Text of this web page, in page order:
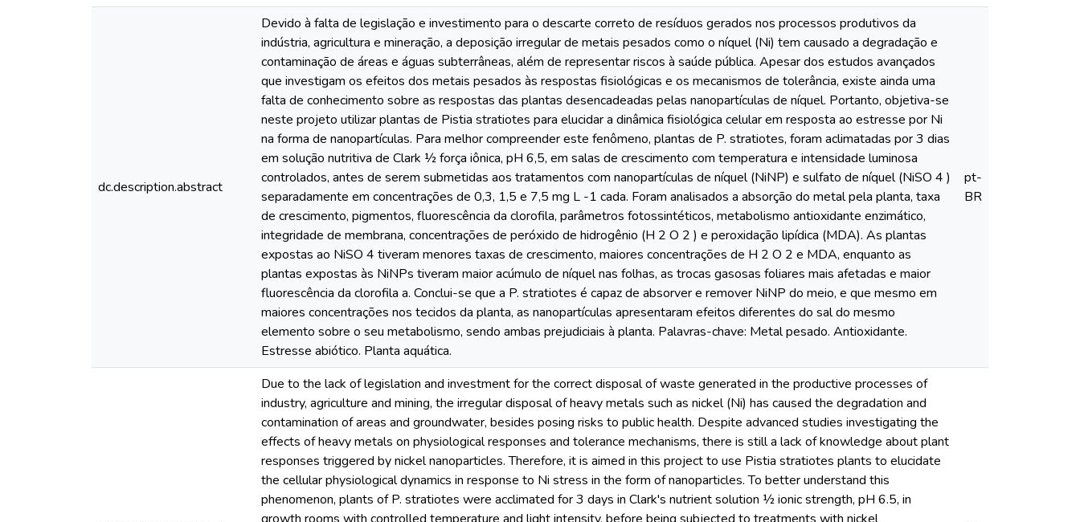
dc.description.abstract
Devido à falta de legislação e investimento para o descarte correto de resíduos gerados nos processos produtivos da
indústria, agricultura e mineração, a deposição irregular de metais pesados como o níquel (Ni) tem causado a degradação e
contaminação de áreas e águas subterrâneas, além de representar riscos à saúde pública. Apesar dos estudos avançados
que investigam os efeitos dos metais pesados às respostas fisiológicas e os mecanismos de tolerância, existe ainda uma
falta de conhecimento sobre as respostas das plantas desencadeadas pelas nanopartículas de níquel. Portanto, objetiva-se
neste projeto utilizar plantas de Pistia stratiotes para elucidar a dinâmica fisiológica celular em resposta ao estresse por Ni
na forma de nanopartículas. Para melhor compreender este fenômeno, plantas de P. stratiotes, foram aclimatadas por 3 dias
em solução nutritiva de Clark ½ força iônica, pH 6,5, em salas de crescimento com temperatura e intensidade luminosa
controlados, antes de serem submetidas aos tratamentos com nanopartículas de níquel (NiNP) e sulfato de níquel (NiSO 4 )
separadamente em concentrações de 0,3, 1,5 e 7,5 mg L -1 cada. Foram analisados a absorção do metal pela planta, taxa
de crescimento, pigmentos, fluorescência da clorofila, parâmetros fotossintéticos, metabolismo antioxidante enzimático,
integridade de membrana, concentrações de peróxido de hidrogênio (H 2 O 2 ) e peroxidação lipídica (MDA). As plantas
expostas ao NiSO 4 tiveram menores taxas de crescimento, maiores concentrações de H 2 O 2 e MDA, enquanto as
plantas expostas às NiNPs tiveram maior acúmulo de níquel nas folhas, as trocas gasosas foliares mais afetadas e maior
fluorescência da clorofila a. Conclui-se que a P. stratiotes é capaz de absorver e remover NiNP do meio, e que mesmo em
maiores concentrações nos tecidos da planta, as nanopartículas apresentaram efeitos diferentes do sal do mesmo
elemento sobre o seu metabolismo, sendo ambas prejudiciais à planta. Palavras-chave: Metal pesado. Antioxidante.
Estresse abiótico. Planta aquática.
pt-
BR
Due to the lack of legislation and investment for the correct disposal of waste generated in the productive processes of
industry, agriculture and mining, the irregular disposal of heavy metals such as nickel (Ni) has caused the degradation and
contamination of areas and groundwater, besides posing risks to public health. Despite advanced studies investigating the
effects of heavy metals on physiological responses and tolerance mechanisms, there is still a lack of knowledge about plant
responses triggered by nickel nanoparticles. Therefore, it is aimed in this project to use Pistia stratiotes plants to elucidate
the cellular physiological dynamics in response to Ni stress in the form of nanoparticles. To better understand this
phenomenon, plants of P. stratiotes were acclimated for 3 days in Clark's nutrient solution ½ ionic strength, pH 6.5, in